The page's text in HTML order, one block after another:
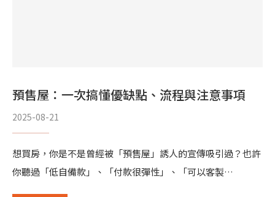
預售屋：一次搞懂優缺點、流程與注意事項
2025-08-21
想買房，你是不是曾經被「預售屋」誘人的宣傳吸引過？也許
你聽過「低自備款」、「付款很彈性」、「可以客製…